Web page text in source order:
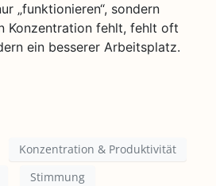
„funktionieren“, sondern
Konzentration fehlt, fehlt oft
ein besserer Arbeitsplatz.
Konzentration & Produktivität
Stimmung